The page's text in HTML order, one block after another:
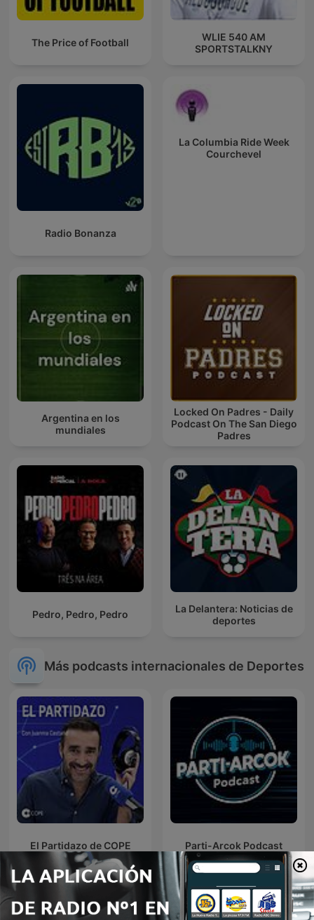
The Price of Football
WLIE 540 AM
SPORTSTALKNY
Radio Bonanza
La Columbia Ride Week
Courchevel
Argentina en los
mundiales
Locked On Padres - Daily
Podcast On The San Diego
Padres
Pedro, Pedro, Pedro
La Delantera: Noticias de
deportes
Más podcasts internacionales de Deportes
El Partidazo de COPE Parti-Arcok Podcast